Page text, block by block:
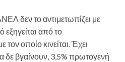
δεν το αντιμετωπίζει με
εξηγείται από το
οποίο κινείται. Έχει
δε βγαίνουν, 3,5% πρωτογενή